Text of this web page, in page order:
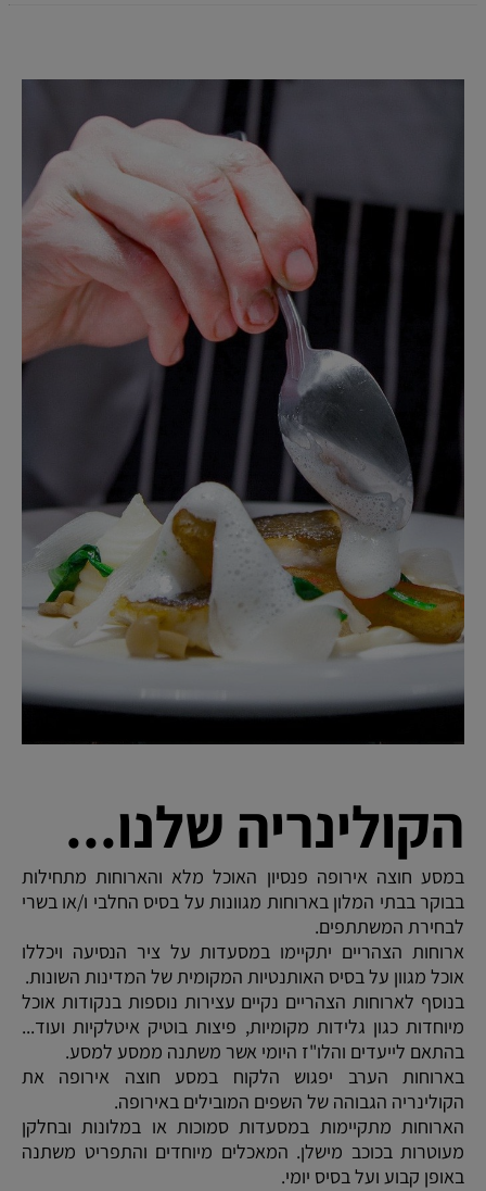
הקולינריה שלנו...
במסע חוצה אירופה פנסיון האוכל מלא והארוחות מתחילות
בבוקר בבתי המלון בארוחות מגוונות על בסיס החלבי ו/או בשרי
לבחירת המשתתפים.
ארוחות הצהריים יתקיימו במסעדות על ציר הנסיעה ויכללו
אוכל מגוון על בסיס האותנטיות המקומית של המדינות השונות.
בנוסף לארוחות הצהריים נקיים עצירות נוספות בנקודות אוכל
מיוחדות כגון גלידות מקומיות, פיצות בוטיק איטלקיות ועוד...
בהתאם לייעדים והלו"ז היומי אשר משתנה ממסע למסע.
בארוחות הערב יפגוש הלקוח במסע חוצה אירופה את
הקולינריה הגבוהה של השפים המובילים באירופה.
הארוחות מתקיימות במסעדות סמוכות או במלונות ובחלקן
מעוטרות בכוכב מישלן. המאכלים מיוחדים והתפריט משתנה
באופן קבוע ועל בסיס יומי.